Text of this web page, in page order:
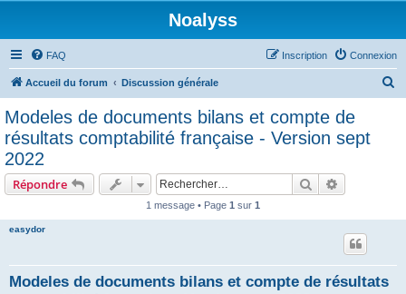
Noalyss
FAQ Connexion
Inscription
Accueil du forum Discussion générale
Modeles de documents bilans et compte de
résultats comptabilité française - Version sept
2022
Répondre Rechercher
1 message • Page 1 sur 1
easydor
Modeles de documents bilans et compte de résultats